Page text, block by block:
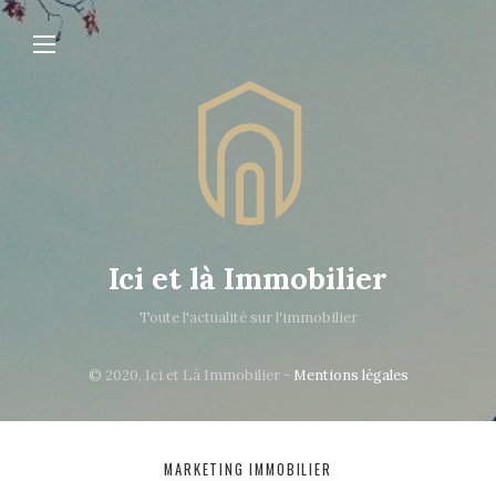
Ici et là Immobilier
Toute l'actualité sur l'immobilier
© 2020, Ici et Là Immobilier - Mentions légales
MARKETING IMMOBILIER